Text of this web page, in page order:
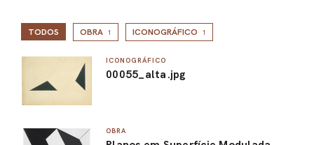
TODOS OBRA 1 ICONOGRÁFICO 1
ICONOGRÁFICO
00055_alta.jpg
OBRA